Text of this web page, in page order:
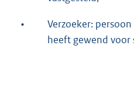
•
Verzoeker:
heeft gewend voor